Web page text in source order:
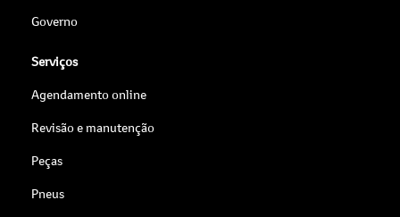
Governo
Serviços
Agendamento online
Revisão e manutenção
Peças
Pneus